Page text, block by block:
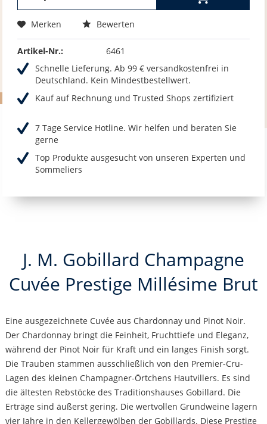
Merken Bewerten
Artikel-Nr.:
6461
Schnelle Lieferung. Ab 99 € versandkostenfrei in
Deutschland. Kein Mindestbestellwert.
Kauf auf Rechnung und Trusted Shops zertifiziert
7 Tage Service Hotline. Wir helfen und beraten Sie
gerne
Top Produkte ausgesucht von unseren Experten und
Sommeliers
J. M. Gobillard Champagne
Cuvée Prestige Millésime Brut
Eine ausgezeichnete Cuvée aus Chardonnay und Pinot Noir.
Der Chardonnay bringt die Feinheit, Fruchttiefe und Eleganz,
während der Pinot Noir für Kraft und ein langes Finish sorgt.
Die Trauben stammen ausschließlich von den Premier-Cru-
Lagen des kleinen Champagner-Örtchens Hautvillers. Es sind
die ältesten Rebstöcke des Traditionshauses Gobillard. Die
Erträge sind äußerst gering. Die wertvollen Grundweine lagern
vier Jahre in den Kellergewölben der Gobillards. Diese Prestige